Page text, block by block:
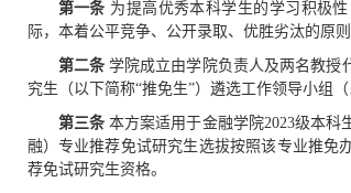
第一条 为提高优秀本科学生的学习积极
际，本着公平竞争、公开录取、优胜劣汰的原
第二条学院成立由学院负责人及两名教授
究生（以下简称“推免生”）遴选工作领导小组
第三条本方案适用于金融学院2023级本科
融）专业推荐免试研究生选拔按照该专业推免
荐免试研究生资格。